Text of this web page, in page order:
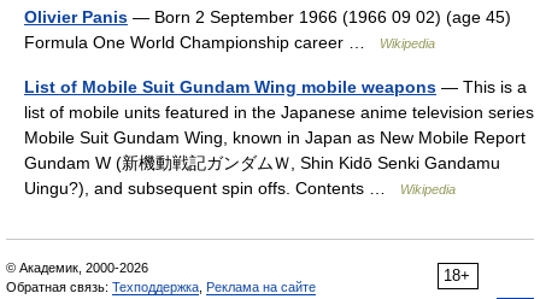
Olivier Panis — Born 2 September 1966 (1966 09 02) (age 45)
Formula One World Championship career …
Wikipedia
List of Mobile Suit Gundam Wing mobile weapons — This is a
list of mobile units featured in the Japanese anime television series
Mobile Suit Gundam Wing, known in Japan as New Mobile Report
Gundam W (新機動戦記ガンダムＷ, Shin Kidō Senki Gandamu
Uingu?), and subsequent spin offs. Contents …
Wikipedia
18+
© Академик, 2000-2026
Обратная связь: Техподдержка Реклама на сайте